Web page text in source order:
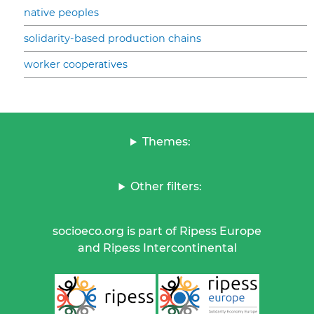
native peoples
solidarity-based production chains
worker cooperatives
Themes:
Other filters:
socioeco.org is part of Ripess Europe
and Ripess Intercontinental